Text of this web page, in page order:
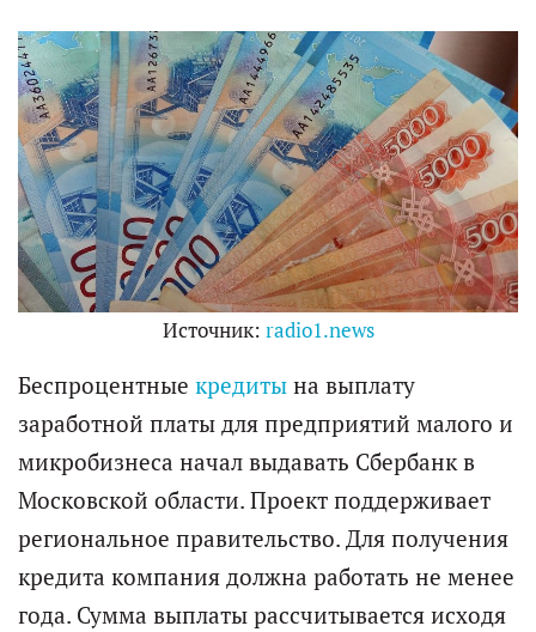
Источник: radio1.news
Беспроцентные кредиты на выплату
заработной платы для предприятий малого и
микробизнеса начал выдавать Сбербанк в
Московской области. Проект поддерживает
региональное правительство. Для получения
кредита компания должна работать не менее
года. Сумма выплаты рассчитывается исходя